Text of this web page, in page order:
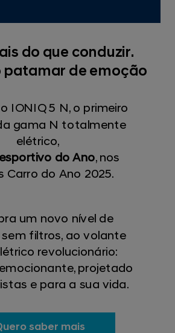
saber mais
do que conduzir.
patamar de emoção
IONIQ 5 N, o primeiro
gama N totalmente
elétrico,
do Ano, nos
Carro do Ano 2025.
um novo nível de
sem filtros, ao volante
revolucionário:
projetado
e para a sua vida.